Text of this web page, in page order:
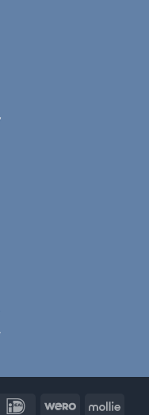
IDeal Wero Mollie